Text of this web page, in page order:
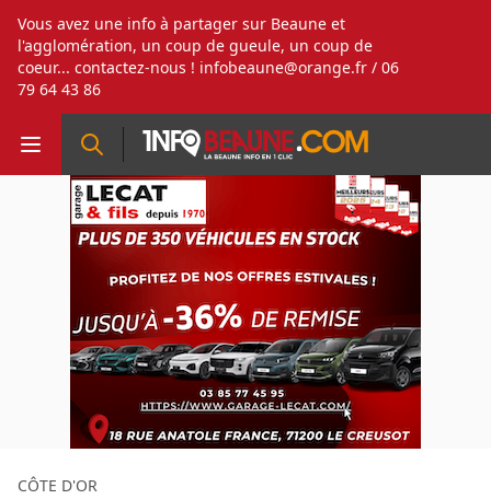
Vous avez une info à partager sur Beaune et
l'agglomération, un coup de gueule, un coup de
coeur... contactez-nous ! infobeaune@orange.fr / 06
79 64 43 86
CÔTE D'OR